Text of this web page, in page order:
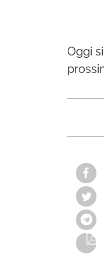
Oggi